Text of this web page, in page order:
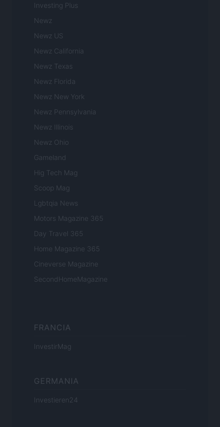
Investing Plus
Newz
Newz US
Newz California
Newz Texas
Newz Florida
Newz New York
Newz Pennsylvania
Newz Illinois
Newz Ohio
Gameland
Hig Tech Mag
Scoop Mag
Lgbtqia News
Motors Magazine 365
Day Travel 365
Home Magazine 365
Cineverse Magazine
SecondHomeMagazine
FRANCIA
InvestirMag
GERMANIA
Investieren24